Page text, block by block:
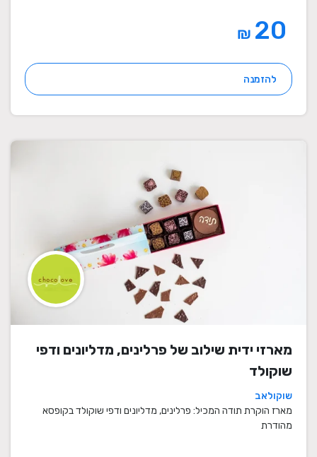
₪
להזמנה
מארזי ידית שילוב של פרלינים, מדליונים ודפי
שוקולד
שוקולאב
מארז הוקרת תודה המכיל: פרלינים, מדליונים ודפי שוקולד בקופסא
מהודרת